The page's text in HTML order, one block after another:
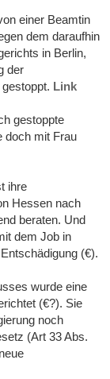
einer Beamtin
dem daraufhin
in Berlin,
der
Link
gestoppte
doch mit Frau
ihre
Hessen nach
beraten. Und
dem Job in
(€).
wurde eine
(€?). Sie
noch
(Art 33 Abs.